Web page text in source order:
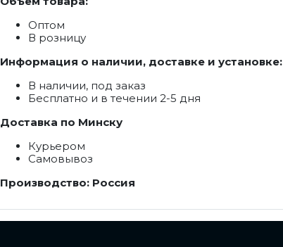
Оптом
В розницу
Информация о наличии, доставке и установке:
В наличии, под заказ
Бесплатно и в течении 2-5 дня
Доставка по Минску
Курьером
Самовывоз
Производство: Россия